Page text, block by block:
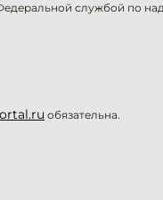
службой по
обязательна.